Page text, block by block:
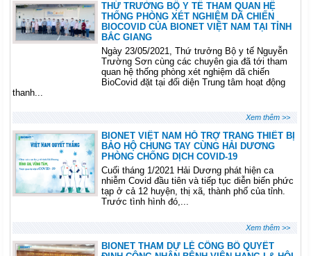
THỨ TRƯỞNG BỘ Y TẾ THAM QUAN HỆ
THỐNG PHÒNG XÉT NGHIỆM DÃ CHIẾN
BIOCOVID CỦA BIONET VIỆT NAM TẠI TỈNH
BẮC GIANG
Ngày 23/05/2021, Thứ trưởng Bộ y tế Nguyễn
Trường Sơn cùng các chuyên gia đã tới tham
quan hệ thống phòng xét nghiệm dã chiến
BioCovid đặt tại đối diện Trung tâm hoạt động
thanh...
Xem thêm >>
BIONET VIỆT NAM HỖ TRỢ TRANG THIẾT BỊ
BẢO HỘ CHUNG TAY CÙNG HẢI DƯƠNG
PHÒNG CHỐNG DỊCH COVID-19
Cuối tháng 1/2021 Hải Dương phát hiện ca
nhiễm Covid đầu tiên và tiếp tục diễn biến phức
tạp ở cả 12 huyện, thị xã, thành phố của tỉnh.
Trước tình hình đó,...
Xem thêm >>
BIONET THAM DỰ LỄ CÔNG BỐ QUYẾT